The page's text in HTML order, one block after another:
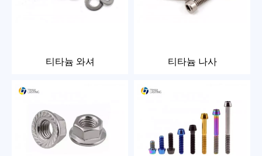
티타늄 와셔 티타늄 나사